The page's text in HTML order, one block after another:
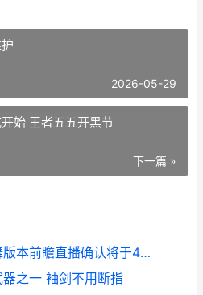
2026-05-29
始 王者五五开黑节
下一篇 »
《原神》空月之歌旋舞版本前瞻直播确认将于4月8日正式播出 原神空月之歌官方下载正版
之一 袖剑不用断指